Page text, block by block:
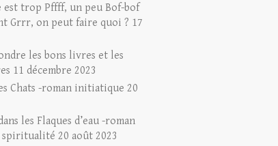
est trop Pffff, un peu Bof-bof
Grrr, on peut faire quoi ? 17
les bons livres et les
11 décembre 2023
Chats -roman initiatique 20
les Flaques d’eau -roman
spiritualité 20 août 2023